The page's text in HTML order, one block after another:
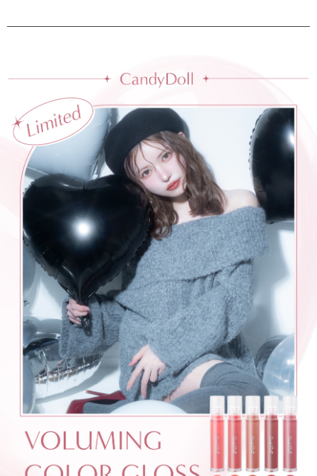
1本でも盛れる絶妙発色
お肌の透明感がより引き立つように
彩度・明度のバランスが計算されたこだわりカラー
ーCOLOR LINEUPー
＜01 ラブバニー＞
愛嬌のあるうぶっぽピンク
＜02 ピーチブレイク＞
ひとめ惚れ王道ピーチ
＜03 メープルムード＞
瞬間垢抜け甘めブラウン
＜04 ロゼハート＞
ハートを射止める色っぽローズ
＜05 モーブミューズ＞
主役級盛れ儚げモーブ
③ツヤ膜でボリュームアップ※1
重ねるほどツヤをプラスし
むちっとボリューム感のある唇になれる※1